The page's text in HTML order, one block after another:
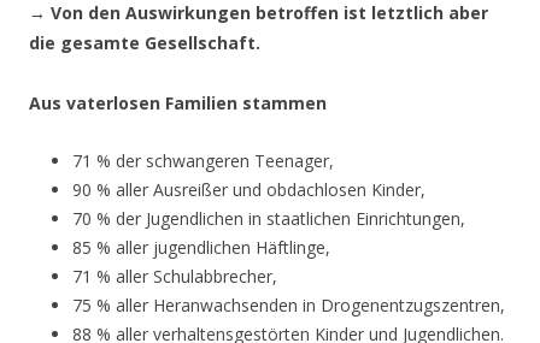
→ Von den Auswirkungen betroffen ist letztlich aber
die gesamte Gesellschaft.
Aus vaterlosen Familien stammen
71 % der schwangeren Teenager,
90 % aller Ausreißer und obdachlosen Kinder,
70 % der Jugendlichen in staatlichen Einrichtungen,
85 % aller jugendlichen Häftlinge,
71 % aller Schulabbrecher,
75 % aller Heranwachsenden in Drogenentzugszentren,
88 % aller verhaltensgestörten Kinder und Jugendlichen.